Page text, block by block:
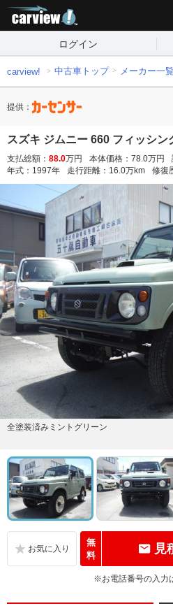
ログイン
carview! 中古車トップ メーカー一覧
提供：
スズキ ジムニー 660 フィッシン
支払総額： 88.0万円 本体価格： 78.0万円
年式： 1997年 走行距離： 16.0万km 修復
全塗装済みミントグリーン
無
料
見
※お電話番号の入力